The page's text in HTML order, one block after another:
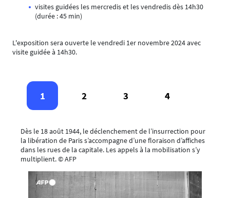
visites guidées les mercredis et les vendredis dès 14h30
(durée : 45 min)
L'exposition sera ouverte le vendredi 1er novembre 2024 avec
visite guidée à 14h30.
1 2 3 4
Dès le 18 août 1944, le déclenchement de l’insurrection pour
la libération de Paris s’accompagne d’une floraison d’affiches
dans les rues de la capitale. Les appels à la mobilisation s’y
multiplient. © AFP